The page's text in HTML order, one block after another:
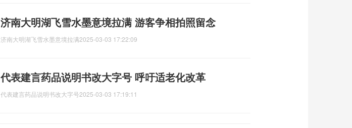
济南大明湖飞雪水墨意境拉满 游客争相拍照留念
济南大明湖飞雪水墨意境拉满2025-03-03 17:22:09
代表建言药品说明书改大字号 呼吁适老化改革
代表建言药品说明书改大字号2025-03-03 17:19:11